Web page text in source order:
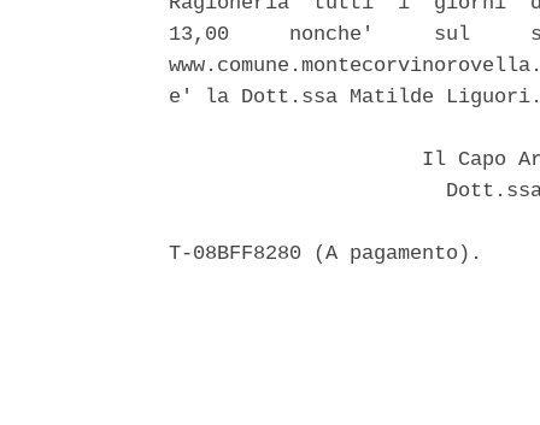
13,00     nonche'     sul
e' la Dott.ssa Matilde
Il Capo